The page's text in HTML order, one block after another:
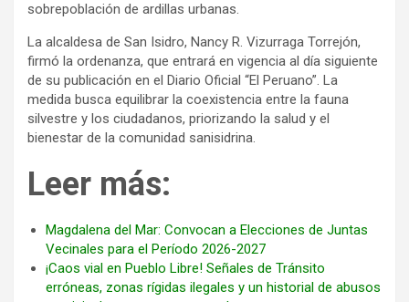
sobrepoblación de ardillas urbanas.
La alcaldesa de San Isidro, Nancy R. Vizurraga Torrejón,
firmó la ordenanza, que entrará en vigencia al día siguiente
de su publicación en el Diario Oficial “El Peruano”. La
medida busca equilibrar la coexistencia entre la fauna
silvestre y los ciudadanos, priorizando la salud y el
bienestar de la comunidad sanisidrina.
Leer más:
Magdalena del Mar: Convocan a Elecciones de Juntas
Vecinales para el Período 2026-2027
¡Caos vial en Pueblo Libre! Señales de Tránsito
erróneas, zonas rígidas ilegales y un historial de abusos